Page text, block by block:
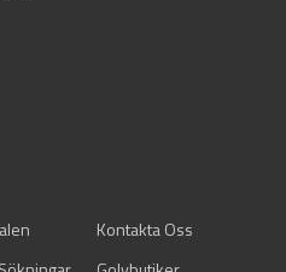
Kontakta Oss